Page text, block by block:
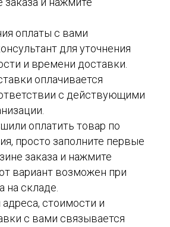
оплаты с вами
для уточнения
и времени доставки.
оплачивается
с действующими
оплатить товар по
просто заполните первые
заказа и нажмите
вариант возможен при
на складе.
стоимости и
с вами связывается